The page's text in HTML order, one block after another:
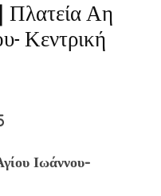
Αη
Κεντρική
Ιωάννου-